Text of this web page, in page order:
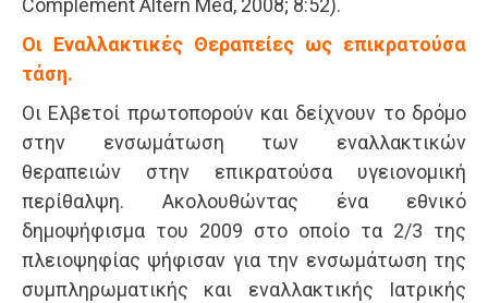
Complement Altern Med, 2008; 8:52).
Οι Εναλλακτικές Θεραπείες ως επικρατούσα
τάση.
Οι Ελβετοί πρωτοπορούν και δείχνουν το δρόμο
στην ενσωμάτωση των εναλλακτικών
θεραπειών στην επικρατούσα υγειονομική
περίθαλψη. Ακολουθώντας ένα εθνικό
δημοψήφισμα του 2009 στο οποίο τα 2/3 της
πλειοψηφίας ψήφισαν για την ενσωμάτωση της
συμπληρωματικής και εναλλακτικής Ιατρικής